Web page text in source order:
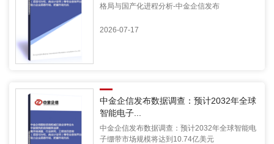
格局与国产化进程分析-中金企信发布
2026-07-17
中金企信发布数据调查：预计2032年全球
智能电子...
中金企信发布数据调查：预计2032年全球智能电
子绷带市场规模将达到10.74亿美元